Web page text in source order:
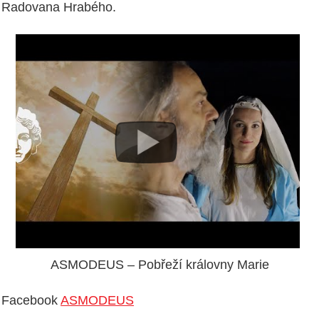
Radovana Hrabého.
ASMODEUS – Pobřeží královny Marie
Facebook ASMODEUS